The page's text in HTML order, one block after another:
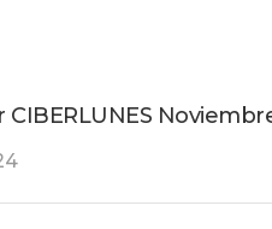
CIBERLUNES